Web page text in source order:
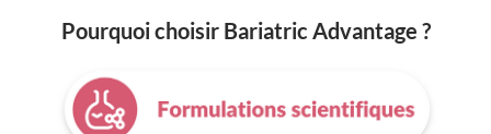
Pourquoi choisir Bariatric Advantage ?